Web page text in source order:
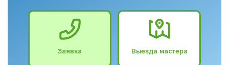
Заявка Выезда мастера